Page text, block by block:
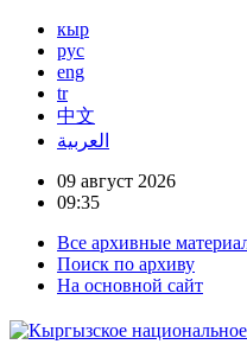
кыр
рус
eng
tr
中文
العربية
09 август 2026
09:35
Все архивные
Поиск по архиву
На основной сайт